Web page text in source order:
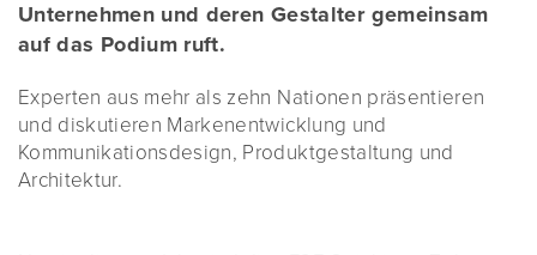
Unternehmen und deren Gestalter gemeinsam
auf das Podium ruft.
Experten aus mehr als zehn Nationen präsentieren
und diskutieren Markenentwicklung und
Kommunikationsdesign, Produktgestaltung und
Architektur.